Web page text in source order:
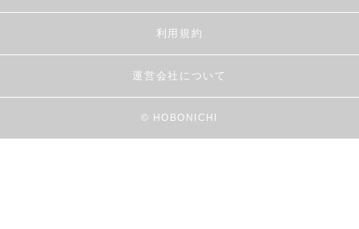
利用規約
運営会社について
© HOBONICHI